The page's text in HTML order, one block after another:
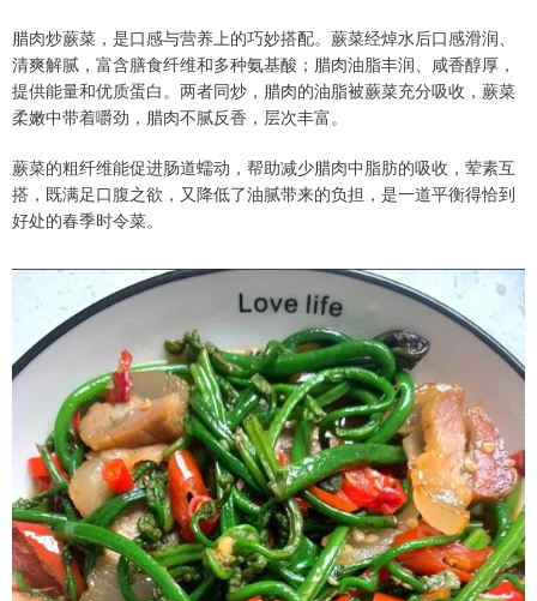
腊肉炒蕨菜，是口感与营养上的巧妙搭配。蕨菜经焯水后口感滑润、
清爽解腻，富含膳食纤维和多种氨基酸；腊肉油脂丰润、咸香醇厚，
提供能量和优质蛋白。两者同炒，腊肉的油脂被蕨菜充分吸收，蕨菜
柔嫩中带着嚼劲，腊肉不腻反香，层次丰富。
蕨菜的粗纤维能促进肠道蠕动，帮助减少腊肉中脂肪的吸收，荤素互
搭，既满足口腹之欲，又降低了油腻带来的负担，是一道平衡得恰到
好处的春季时令菜。